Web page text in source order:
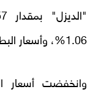
1.06%، وأسعار البطاطا بمقدار 1.02%.
وانخفضت أسعار